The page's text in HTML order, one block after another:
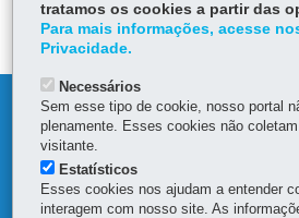
DEIXE SUA OPINIÃO
MAPA DO SITE
DENUNCIE CORRUPÇÃO
tratamos os cookies a partir das
Para mais informações, acesse
Privacidade.
Necessários
Sem esse tipo de cookie, nosso portal
plenamente. Esses cookies não
visitante.
Estatísticos
Esses cookies nos ajudam a entender
interagem com nosso site. As